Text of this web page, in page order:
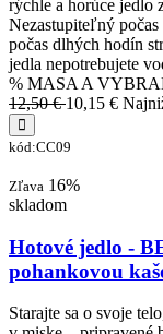
rýchle a horúce jedlo
Nezastupiteľný
počas dlhých hodín
jedla nepotrebujete
% MASA A
12,50 €10,15 €
kód:CC09
Zľava 16%
skladom
Hotové jedlo -
pohankovou
Starajte sa o svoje